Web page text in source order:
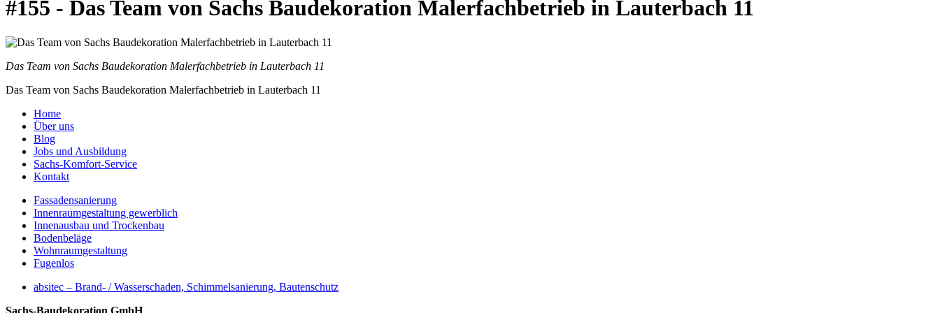
#155 - Das Team von Sachs Baudekoration Malerfachbetrieb in Lauterbach 11
Das Team von Sachs Baudekoration Malerfachbetrieb in Lauterbach 11
Das Team von Sachs Baudekoration Malerfachbetrieb in Lauterbach 11
Home
Über uns
Blog
Jobs und Ausbildung
Sachs-Komfort-Service
Kontakt
Fassadensanierung
Innenraumgestaltung gewerblich
Innenausbau und Trockenbau
Bodenbeläge
Wohnraumgestaltung
Fugenlos
absitec – Brand- / Wasserschaden, Schimmelsanierung, Bautenschutz
Sachs-Baudekoration GmbH